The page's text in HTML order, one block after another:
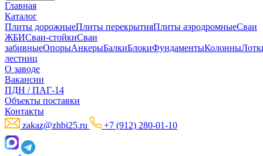
Главная
Каталог
Плиты дорожныеПлиты перекрытияПлиты аэродромныеСваи
ЖБИСваи-стойкиСваи
забивныеОпорыАнкерыБалкиБлокиФундаментыКолонны
лестниц
О заводе
Вакансии
ПДН / ПАГ-14
Объекты поставки
Контакты
zakaz@zhbi25.ru
+7 (912) 280-01-10